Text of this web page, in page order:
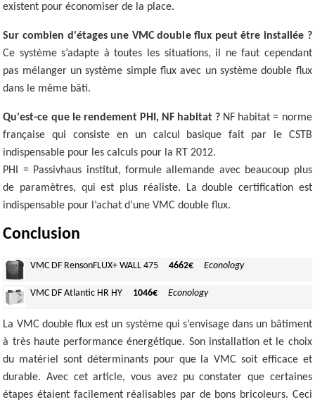
existent pour économiser de la place.
Sur combien d'étages une VMC double flux peut être installée ?
Ce système s’adapte à toutes les situations, il ne faut cependant
pas mélanger un système simple flux avec un système double flux
dans le même bâti.
Qu'est-ce que le rendement PHI, NF habitat ? NF habitat = norme
française qui consiste en un calcul basique fait par le CSTB
indispensable pour les calculs pour la RT 2012.
PHI = Passivhaus institut, formule allemande avec beaucoup plus
de paramètres, qui est plus réaliste. La double certification est
indispensable pour l’achat d’une VMC double flux.
Conclusion
VMC DF RensonFLUX+ WALL 475 4662€ Econology
VMC DF Atlantic HR HY 1046€ Econology
La VMC double flux est un système qui s’envisage dans un bâtiment
à très haute performance énergétique. Son installation et le choix
du matériel sont déterminants pour que la VMC soit efficace et
durable. Avec cet article, vous avez pu constater que certaines
étapes étaient facilement réalisables par de bons bricoleurs. Ceci